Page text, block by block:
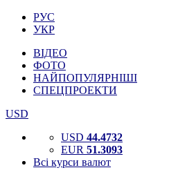
РУС
УКР
ВІДЕО
ФОТО
НАЙПОПУЛЯРНІШІ
СПЕЦПРОЕКТИ
USD
USD 44.4732
EUR 51.3093
Всі курси валют